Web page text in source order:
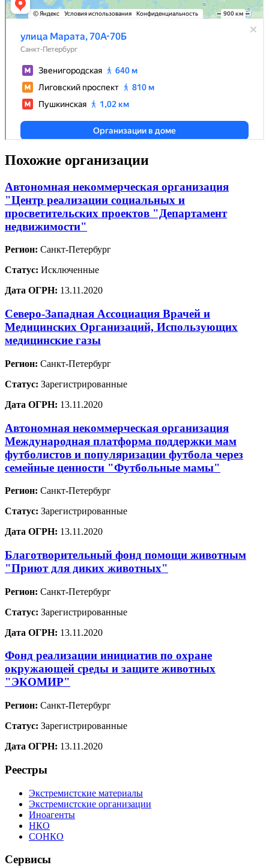
Похожие организации
Автономная некоммерческая организация
"Центр реализации социальных и
просветительских проектов "Департамент
недвижимости"
Регион: Санкт-Петербург
Статус: Исключенные
Дата ОГРН: 13.11.2020
Северо-Западная Ассоциация Врачей и
Медицинских Организаций, Использующих
медицинские газы
Регион: Санкт-Петербург
Статус: Зарегистрированные
Дата ОГРН: 13.11.2020
Автономная некоммерческая организация
Международная платформа поддержки мам
футболистов и популяризации футбола через
семейные ценности "Футбольные мамы"
Регион: Санкт-Петербург
Статус: Зарегистрированные
Дата ОГРН: 13.11.2020
Благотворительный фонд помощи животным
"Приют для диких животных"
Регион: Санкт-Петербург
Статус: Зарегистрированные
Дата ОГРН: 13.11.2020
Фонд реализации инициатив по охране
окружающей среды и защите животных
"ЭКОМИР"
Регион: Санкт-Петербург
Статус: Зарегистрированные
Дата ОГРН: 13.11.2020
Реестры
Экстремистские материалы
Экстремистские организации
Иноагенты
НКО
СОНКО
Сервисы